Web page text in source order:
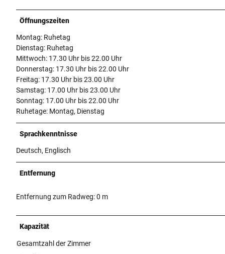
Öffnungszeiten
Montag: Ruhetag
Dienstag: Ruhetag
Mittwoch: 17.30 Uhr bis 22.00 Uhr
Donnerstag: 17.30 Uhr bis 22.00 Uhr
Freitag: 17.30 Uhr bis 23.00 Uhr
Samstag: 17.00 Uhr bis 23.00 Uhr
Sonntag: 17.00 Uhr bis 22.00 Uhr
Ruhetage: Montag, Dienstag
Sprachkenntnisse
Deutsch, Englisch
Entfernung
Entfernung zum Radweg: 0 m
Kapazität
Gesamtzahl der Zimmer